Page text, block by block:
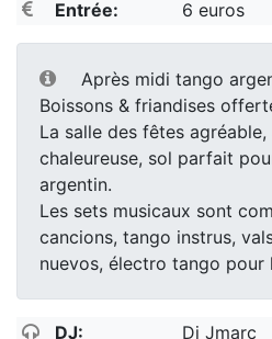
Entrée:
6 euros
Après midi tango
Boissons & friandises
La salle des fêtes
chaleureuse, sol parfait
argentin.
Les sets musicaux sont
cancions, tango instrus,
nuevos, électro tango pour
DJ: Dj Jmarc